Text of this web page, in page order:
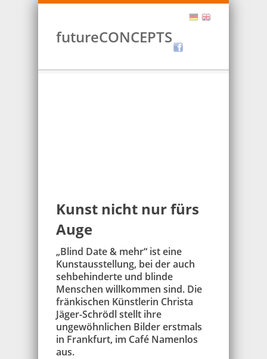
futureCONCEPTS
Kunst nicht nur fürs
Auge
„Blind Date & mehr“ ist eine
Kunstausstellung, bei der auch
sehbehinderte und blinde
Menschen willkommen sind. Die
fränkischen Künstlerin Christa
Jäger-Schrödl stellt ihre
ungewöhnlichen Bilder erstmals
in Frankfurt, im Café Namenlos
aus.